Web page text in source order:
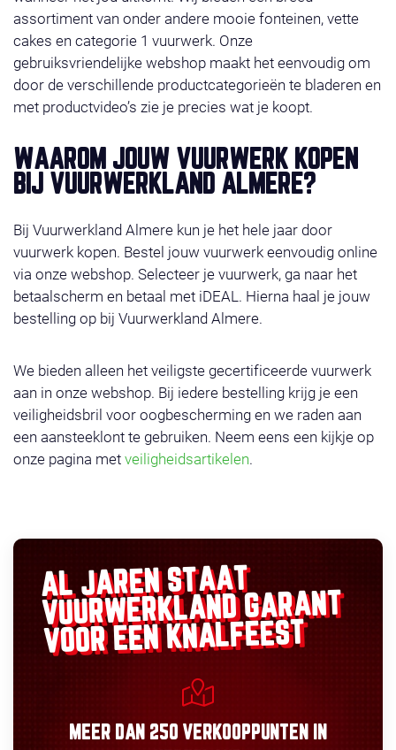
assortiment van onder andere mooie fonteinen, vette
cakes en categorie 1 vuurwerk. Onze
gebruiksvriendelijke webshop maakt het eenvoudig om
door de verschillende productcategorieën te bladeren en
met productvideo’s zie je precies wat je koopt.
WAAROM JOUW VUURWERK KOPEN
BIJ VUURWERKLAND ALMERE?
Bij Vuurwerkland Almere kun je het hele jaar door
vuurwerk kopen. Bestel jouw vuurwerk eenvoudig online
via onze webshop. Selecteer je vuurwerk, ga naar het
betaalscherm en betaal met iDEAL. Hierna haal je jouw
bestelling op bij Vuurwerkland Almere.
We bieden alleen het veiligste gecertificeerde vuurwerk
aan in onze webshop. Bij iedere bestelling krijg je een
veiligheidsbril voor oogbescherming en we raden aan
een aansteeklont te gebruiken. Neem eens een kijkje op
onze pagina met veiligheidsartikelen.
AL JAREN STAAT
VUURWERKLANDGARANT
VOOR EEN KNALFEEST
MEER DAN 250 VERKOOPPUNTEN
IN